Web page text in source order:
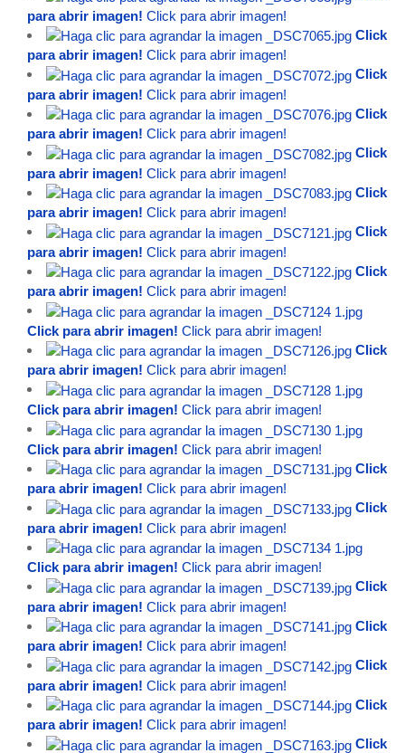
para abrir imagen! Click para abrir imagen!
Click
para abrir imagen! Click para abrir imagen!
Click
para abrir imagen! Click para abrir imagen!
Click
para abrir imagen! Click para abrir imagen!
Click
para abrir imagen! Click para abrir imagen!
Click
para abrir imagen! Click para abrir imagen!
Click
para abrir imagen! Click para abrir imagen!
Click
para abrir imagen! Click para abrir imagen!
Click para abrir imagen! Click para abrir imagen!
Click
para abrir imagen! Click para abrir imagen!
Click para abrir imagen! Click para abrir imagen!
Click para abrir imagen! Click para abrir imagen!
Click
para abrir imagen! Click para abrir imagen!
Click
para abrir imagen! Click para abrir imagen!
Click para abrir imagen! Click para abrir imagen!
Click
para abrir imagen! Click para abrir imagen!
Click
para abrir imagen! Click para abrir imagen!
Click
para abrir imagen! Click para abrir imagen!
Click
para abrir imagen! Click para abrir imagen!
Click